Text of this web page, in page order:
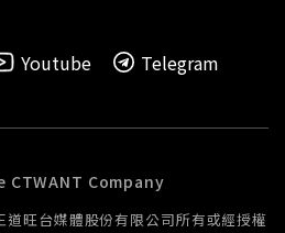
Youtube Telegram
CTWANT Company
道旺台媒體股份有限公司所有或經授權